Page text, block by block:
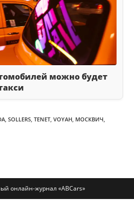
можно будет
SOLLERS TENET VOYAH МОСКВИЧ
онлайн-журнал «ABCars»